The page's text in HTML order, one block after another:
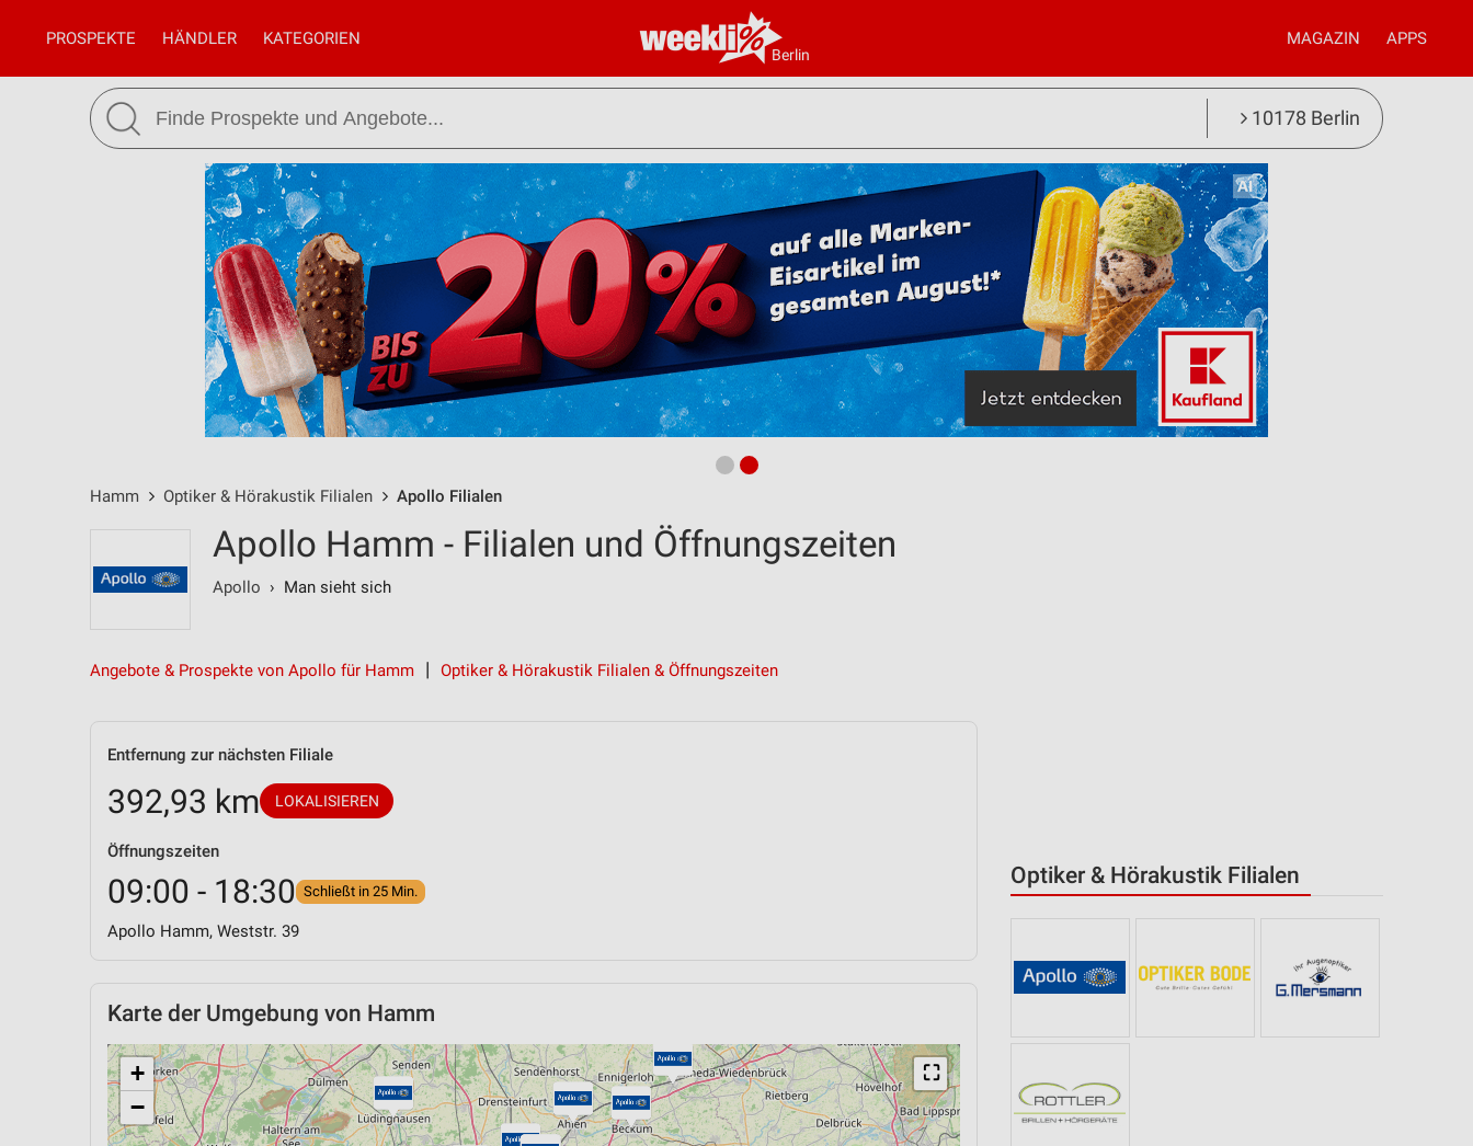
Berlin
PROSPEKTE HÄNDLER KATEGORIEN MAGAZIN APPS
10178 Berlin
Hamm Optiker & Hörakustik Filialen Apollo Filialen
Optiker & Hörakustik Filialen
Apollo Hamm - Filialen und Öffnungszeiten
Apollo › Man sieht sich
Angebote & Prospekte von Apollo für Hamm Optiker & Hörakustik Filialen & Öffnungszeiten
Entfernung zur nächsten Filiale
392,93 km LOKALISIEREN
Öffnungszeiten
09:00 - 18:30 Schließt in 25 Min.
Apollo Hamm, Weststr. 39
Karte der Umgebung von Hamm
⛶
+
−